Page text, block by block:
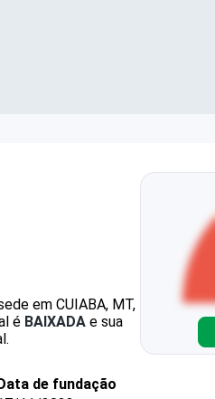
em CUIABA, MT,
é BAIXADA e sua
de fundação